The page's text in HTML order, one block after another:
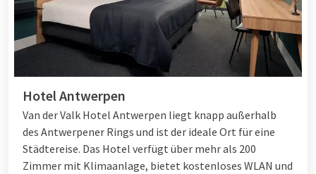
Hotel Antwerpen
Van der Valk Hotel Antwerpen liegt knapp außerhalb
des Antwerpener Rings und ist der ideale Ort für eine
Städtereise. Das Hotel verfügt über mehr als 200
Zimmer mit Klimaanlage, bietet kostenloses WLAN und